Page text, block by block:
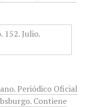
Periódico Oficial
Contiene